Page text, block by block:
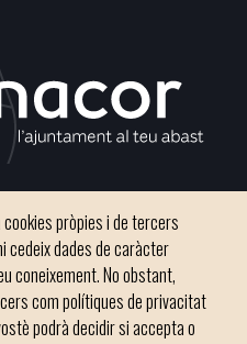
- CIF: P0703300D
pròpies i de tercers
cedeix dades de caràcter
coneixement. No obstant,
com polítiques de privacitat
podrà decidir si accepta o